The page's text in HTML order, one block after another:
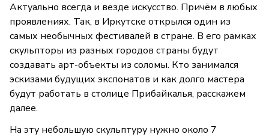
Актуально всегда и везде искусство. Причём в любых
проявлениях. Так, в Иркутске открылся один из
самых необычных фестивалей в стране. В его рамках
скульпторы из разных городов страны будут
создавать арт-объекты из соломы. Кто занимался
эскизами будущих экспонатов и как долго мастера
будут работать в столице Прибайкалья, расскажем
далее.
На эту небольшую скульптуру нужно около 7